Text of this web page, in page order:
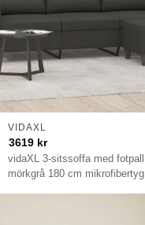
vidaXL 3-sitssoffa med fotpall
mörkgrå 180 cm mikrofibertyg
VIDAXL
3619 kr